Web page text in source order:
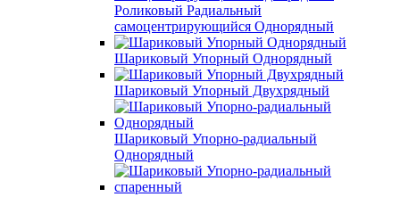
Роликовый Радиальный
самоцентрирующийся Однорядный
Шариковый Упорный Однорядный
Шариковый Упорный Двухрядный
Шариковый Упорно-радиальный
Однорядный